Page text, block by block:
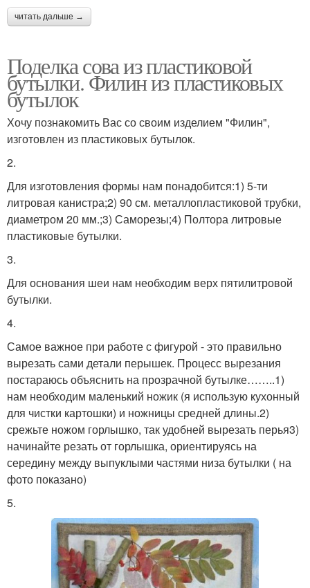
читать дальше →
Поделка сова из пластиковой
бутылки. Филин из пластиковых
бутылок
Хочу познакомить Вас со своим изделием "Филин",
изготовлен из пластиковых бутылок.
2.
Для изготовления формы нам понадобится:1) 5-ти
литровая канистра;2) 90 см. металлопластиковой трубки,
диаметром 20 мм.;3) Саморезы;4) Полтора литровые
пластиковые бутылки.
3.
Для основания шеи нам необходим верх пятилитровой
бутылки.
4.
Самое важное при работе с фигурой - это правильно
вырезать сами детали перышек. Процесс вырезания
постараюсь объяснить на прозрачной бутылке……..1)
нам необходим маленький ножик (я использую кухонный
для чистки картошки) и ножницы средней длины.2)
срежьте ножом горлышко, так удобней вырезать перья3)
начинайте резать от горлышка, ориентируясь на
середину между выпуклыми частями низа бутылки ( на
фото показано)
5.